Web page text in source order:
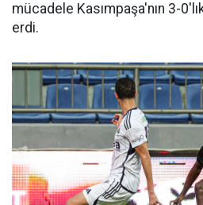
mücadele Kasımpaşa'nın 3-
erdi.